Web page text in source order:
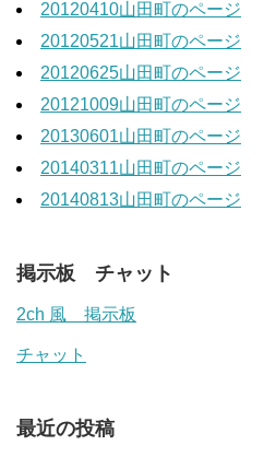
20120410山田町のページ
20120521山田町のページ
20120625山田町のページ
20121009山田町のページ
20130601山田町のページ
20140311山田町のページ
20140813山田町のページ
掲示板 チャット
2ch 風 掲示板
チャット
最近の投稿